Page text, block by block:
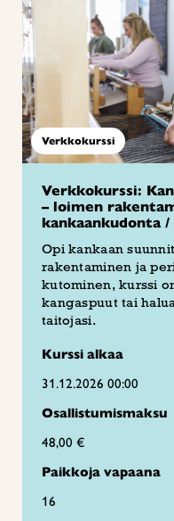
Verkkokurssi
Verkkokurssi:
– loimen
kankaankudonta
Opi kankaan
rakentaminen ja
kutominen, kurssi
kangaspuut tai
taitojasi.
Kurssi alkaa
31.12.2026 00:00
Osallistumismaksu
48,00 €
Paikkoja vapaana
16